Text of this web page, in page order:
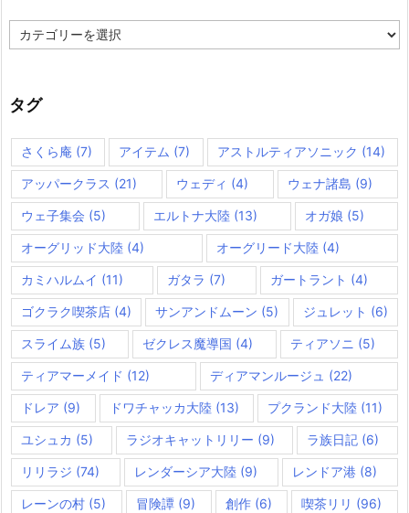
テ
ー
タグ
さくら庵 (7) アイテム (7) アストルティアソニック (14)
アッパークラス (21) ウェディ (4) ウェナ諸島 (9)
ウェ子集会 (5) エルトナ大陸 (13) オガ娘 (5)
オーグリッド大陸 (4) オーグリード大陸 (4)
カミハルムイ (11) ガタラ (7) ガートラント (4)
ゴクラク喫茶店 (4) サンアンドムーン (5) ジュレット (6)
スライム族 (5) ゼクレス魔導国 (4) ティアソニ (5)
ティアマーメイド (12) ディアマンルージュ (22)
ドレア (9) ドワチャッカ大陸(13) プクランド大陸 (11)
ユシュカ (5) ラジオキャットリリー (9) ラ族日記 (6)
リリラジ (74) レンダーシア大陸 (9) レンドア港 (8)
レーンの村 (5) 冒険譚(9) 創作(6) 喫茶リリ (96)